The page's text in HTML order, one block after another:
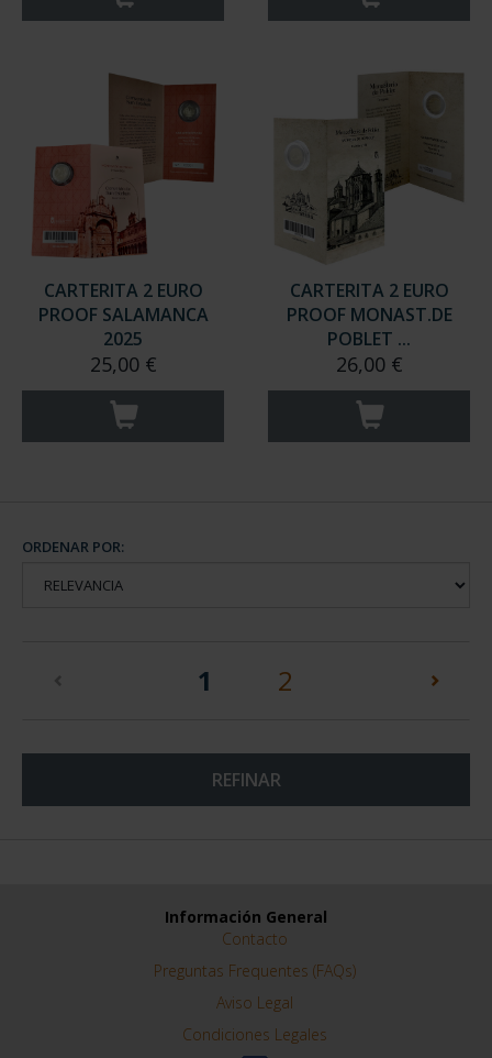
CARTERITA 2 EURO
PROOF SALAMANCA
2025
25,00 €
CARTERITA 2 EURO
PROOF MONAST.DE
POBLET ...
26,00 €
ORDENAR POR:
1 (current)
2
REFINAR
Información General
Contacto
Preguntas Frequentes (FAQs)
Aviso Legal
Condiciones Legales